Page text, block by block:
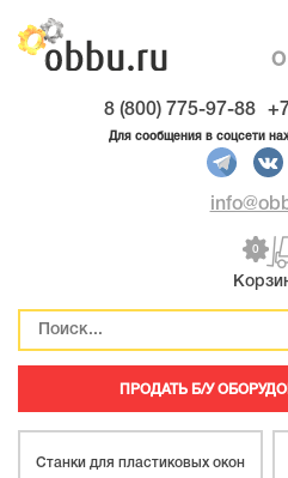
О
8 (800) 775-97-88
Для сообщения в соцсети
0
ПРОДАТЬ Б/У
Станки для пластиковых окон